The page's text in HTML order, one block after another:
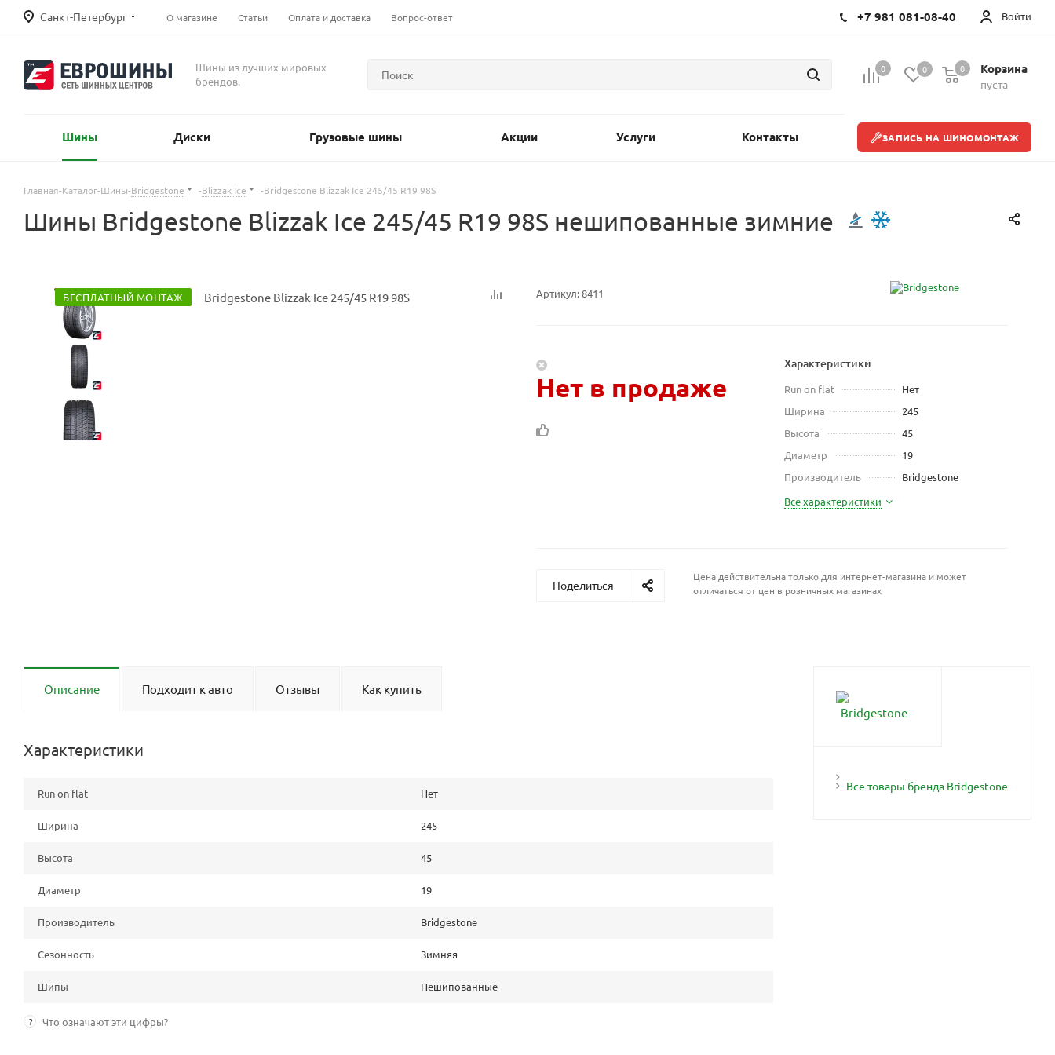
Санкт-Петербург О магазине Статьи Оплата и доставка Вопрос-ответ Войти
+7 981 081-08-40
Шины из лучших мировых
брендов.
0 0 Корзина
пуста
0
Шины Диски Грузовые шины Акции Услуги Контакты ЗАПИСЬ НА ШИНОМОНТАЖ
Главная-Каталог-Шины-Bridgestone -Blizzak Ice -Bridgestone Blizzak Ice 245/45 R19 98S
Шины Bridgestone Blizzak Ice 245/45 R19 98S нешипованные зимние
БЕСПЛАТНЫЙ МОНТАЖ Артикул:8411
Нет в продаже
Характеристики
Run on flat
Нет
Ширина
245
Высота
45
Диаметр
19
Производитель
Bridgestone
Все характеристики
Поделиться
Цена действительна только для интернет-магазина и может
отличаться от цен в розничных магазинах
Описание Подходит к авто Отзывы Как купить
Характеристики
Run on flat Нет
Ширина 245
Высота 45
Диаметр 19
Производитель Bridgestone
Сезонность Зимняя
Шипы Нешипованные
? Что означают эти цифры?
Все товары бренда Bridgestone